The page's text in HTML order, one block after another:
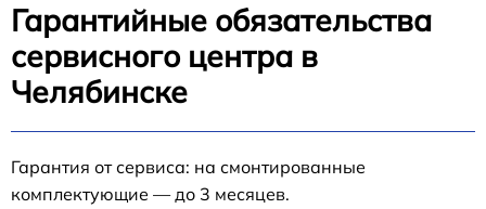
Гарантийные обязательства
сервисного центра в
Челябинске
Гарантия от сервиса: на смонтированные
комплектующие — до 3 месяцев.